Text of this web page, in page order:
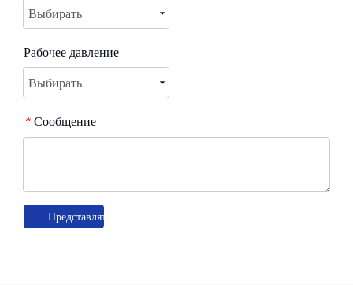
Рабочее давление
* Сообщение
Представлять на рассмотрение